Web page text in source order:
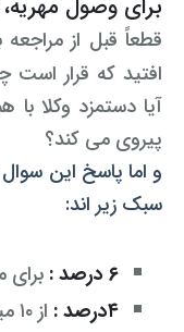
برای وصول
قطعاً قبل از
افتید که قرار است
آیا دستمزد وکلا با
پیروی می کند؟
و اما پاسخ این سوال
سبک زیر اند:
۶ درصد :
برای
۴درصد :
از ۱۰ میلیون تومان تا ۱۰۰ میلیون تومان.